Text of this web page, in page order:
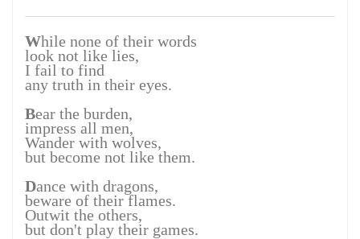
While none of their words
look not like lies,
I fail to find
any truth in their eyes.
Bear the burden,
impress all men,
Wander with wolves,
but become not like them.
Dance with dragons,
beware of their flames.
Outwit the others,
but don't play their games.